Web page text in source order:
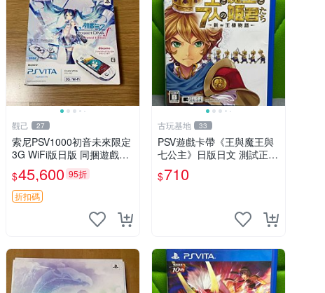
觀己 27
索尼PSV1000初音未來限定
3G WiFi版日版 同捆遊戲未
拆封 貼紙新 成色美 品相佳
PSV 網路遊戲 iphonetype
$45,600 95折
折扣碼
古玩基地 33
PSV遊戲卡帶《王與魔王與
七公主》日版日文 測試正常
成色如圖 發貨即到手 新手
必看 認真拍下 王與魔王與
$710